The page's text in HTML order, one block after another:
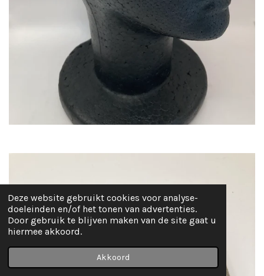
Deze website gebruikt cookies voor analyse-
doeleinden en/of het tonen van advertenties.
Door gebruik te blijven maken van de site gaat u
hiermee akkoord.
Akkoord